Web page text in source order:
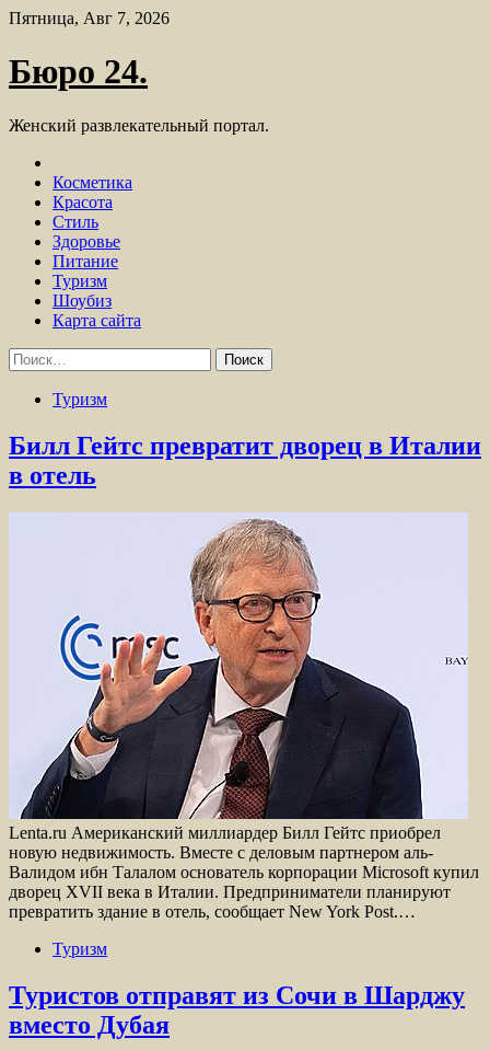
Skip
content
Пятница, Авг 7, 2026
Бюро 24.
Женский развлекательный портал.
Косметика
Красота
Стиль
Здоровье
Питание
Туризм
Шоубиз
Карта сайта
Найти:
Туризм
Билл Гейтс превратит дворец в Италии
в отель
Lenta.ru Американский миллиардер Билл Гейтс приобрел
новую недвижимость. Вместе с деловым партнером аль-
Валидом ибн Талалом основатель корпорации Microsoft купил
дворец XVII века в Италии. Предприниматели планируют
превратить здание в отель, сообщает New York Post.…
Туризм
Туристов отправят из Сочи в Шарджу
вместо Дубая